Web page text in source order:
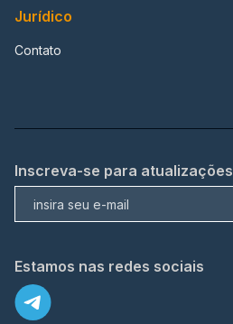
Jurídico
Contato
Inscreva-se para atualizações
Estamos nas redes sociais